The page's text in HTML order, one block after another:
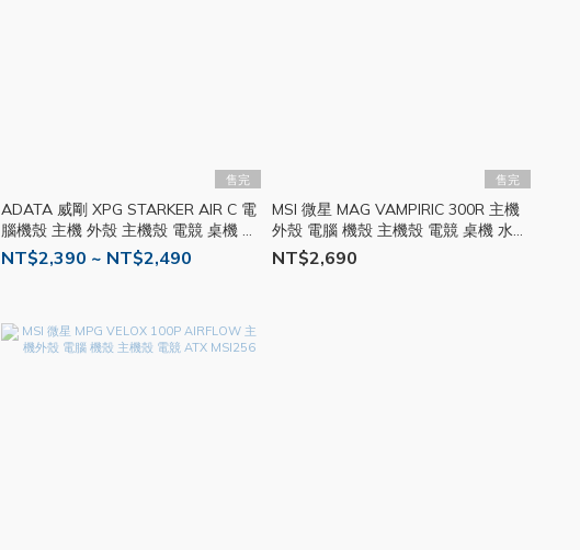
售完
ADATA 威剛 XPG STARKER AIR C 電
腦機殼 主機 外殼 主機殼 電競 桌機 風
扇 ADT10
NT$2,390 ~ NT$2,490
售完
MSI 微星 MAG VAMPIRIC 300R 主機
外殼 電腦 機殼 主機殼 電競 桌機 水冷
ATX MSI260
NT$2,690